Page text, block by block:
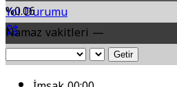
Yol Durumu
Fikstür
%0.06
Namaz vakitleri —
Getir